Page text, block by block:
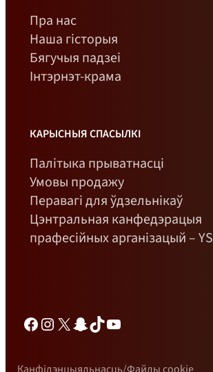
Пра нас
Наша гісторыя
Бягучыя падзеі
Інтэрнэт-крама
КАРЫСНЫЯ СПАСЫЛКІ
Палітыка прыватнасці
Умовы продажу
Перавагі для ўдзельнікаў
Цэнтральная канфедэрацыя
прафесійных арганізацый – YS
Канфідэнцыяльнасць/Файлы cookie
Фэйсбук
Інстаграм
Х Снэпчат
TikTokYouTube